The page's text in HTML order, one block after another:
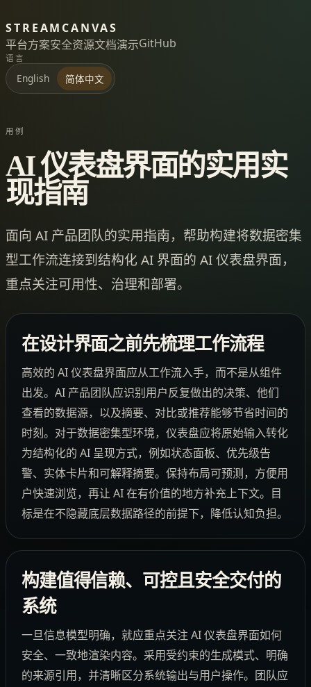
STREAMCANVAS
平台方案安全资源文档演示GitHub
语言
English 简体中文
用例
AI 仪表盘界面的实用实
现指南
面向 AI 产品团队的实用指南，帮助构建将数据密集
型工作流连接到结构化 AI 界面的 AI 仪表盘界面，
重点关注可用性、治理和部署。
在设计界面之前先梳理工作流程
高效的 AI 仪表盘界面应从工作流入手，而不是从组件
出发。AI 产品团队应识别用户反复做出的决策、他们
查看的数据源，以及摘要、对比或推荐能够节省时间的
时刻。对于数据密集型环境，仪表盘应将原始输入转化
为结构化的 AI 呈现方式，例如状态面板、优先级告
警、实体卡片和可解释摘要。保持布局可预测，方便用
户快速浏览，再让 AI 在有价值的地方补充上下文。目
标是在不隐藏底层数据路径的前提下，降低认知负担。
构建值得信赖、可控且安全交付的
系统
一旦信息模型明确，就应重点关注 AI 仪表盘界面如何
安全、一致地渲染内容。采用受约束的生成模式、明确
的来源引用，并清晰区分系统输出与用户操作。团队应